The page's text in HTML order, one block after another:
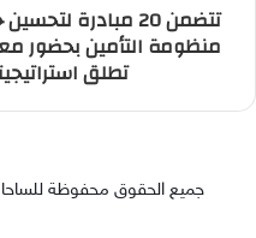
تتضمن 20 مبادرة
منظومة التأمين بحضور
تطلق
جميع الحقوق محفوظة